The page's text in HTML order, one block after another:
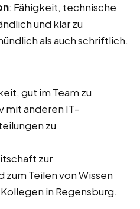
: Fähigkeit, technische
und klar zu
als auch schriftlich.
gut im Team zu
mit anderen IT-
zu
zur
zum Teilen von Wissen
in Regensburg.